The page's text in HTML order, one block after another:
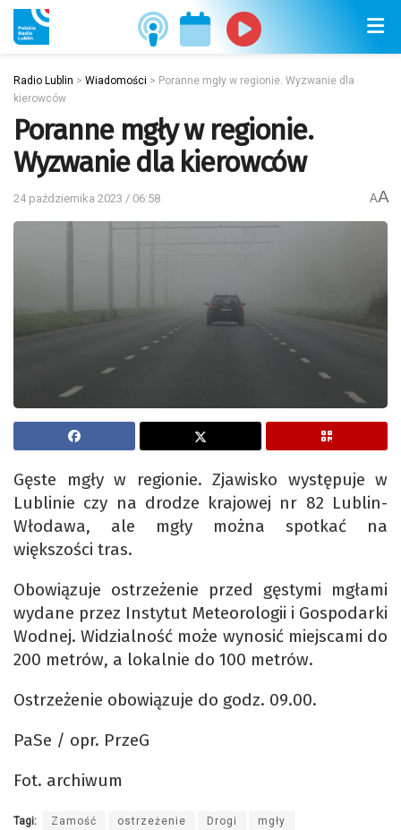
Radio Lublin > Wiadomości > Poranne mgły w regionie. Wyzwanie dla
kierowców
Poranne mgły w regionie.
Wyzwanie dla kierowców
24 października 2023 / 06:58 AA
Gęste mgły w regionie. Zjawisko występuje w
Lublinie czy na drodze krajowej nr 82 Lublin-
Włodawa, ale mgły można spotkać na
większości tras.
Obowiązuje ostrzeżenie przed gęstymi mgłami
wydane przez Instytut Meteorologii i Gospodarki
Wodnej. Widzialność może wynosić miejscami do
200 metrów, a lokalnie do 100 metrów.
Ostrzeżenie obowiązuje do godz. 09.00.
PaSe / opr. PrzeG
Fot. archiwum
Tagi: Zamość ostrzeżenie Drogi mgły